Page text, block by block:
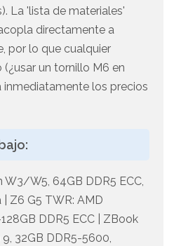
La 'lista de materiales'
directamente a
por lo que cualquier
un tornillo M6 en
los precios
W3/W5, 64GB DDR5 ECC,
| Z6 G5 TWR: AMD
DDR5 ECC | ZBook
32GB DDR5-5600,